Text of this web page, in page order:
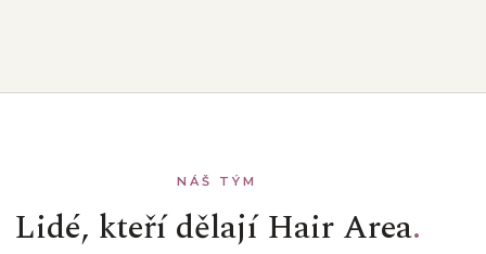
NÁŠ TÝM
Lidé, kteří dělají Hair Area